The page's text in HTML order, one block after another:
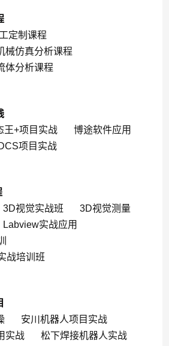
定制课程
仿真分析课程
体分析课程
王+项目实战
博途软件应用
项目实战
3D视觉实战班
3D视觉测量
Labview实战应用
战培训班
安川机器人项目实战
实战
松下焊接机器人实战